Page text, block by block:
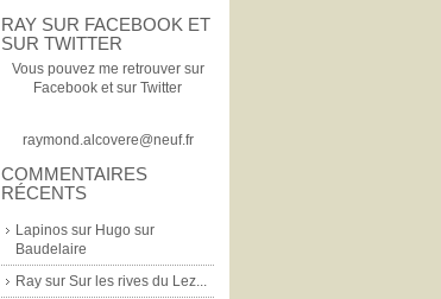
RAY SUR FACEBOOK ET
SUR TWITTER
Vous pouvez me retrouver sur
Facebook et sur Twitter
raymond.alcovere@neuf.fr
COMMENTAIRES
RÉCENTS
Lapinos sur Hugo sur
Baudelaire
Ray sur Sur les rives du Lez...